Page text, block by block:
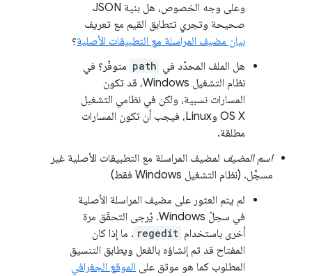
وعلى وجه الخصوص، هل بنية JSON
صحيحة وتجري تتطابق القيم مع تعريف
بيان مضيف المراسلة مع التطبيقات الأصلية؟
هل الملف المحدّد في path متوفّر؟ في
نظام التشغيل Windows، قد تكون
المسارات نسبية، ولكن في نظامي التشغيل
OS X وLinux، فيجب أن تكون المسارات
مطلقة.
اسم المضيف لمضيف المراسلة مع التطبيقات الأصلية غير
مسجَّل. (نظام التشغيل Windows فقط)
لم يتم العثور على مضيف المراسلة الأصلية
في سجلّ Windows. يُرجى التحقّق مرة
أخرى باستخدام regedit . ما إذا كان
المفتاح قد تم إنشاؤه بالفعل ويطابق التنسيق
المطلوب كما هو موثق على الموقع الجغرافي